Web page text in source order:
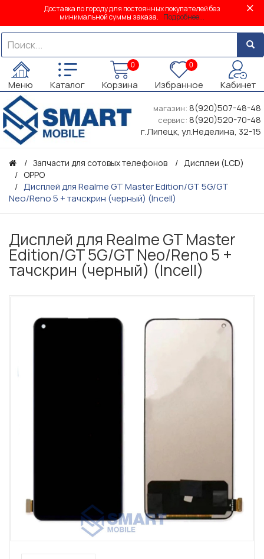
Доставка по городу для постоянных покупателей без
минимальной суммы заказа. Подробнее...
Меню Каталог
0
Корзина
0
Избранное Кабинет
магазин: 8(920)507-48-48
сервис: 8(920)520-70-48
г.Липецк, ул.Неделина, 32-15
Запчасти для сотовых телефонов
Дисплеи (LCD)
OPPO
Дисплей для Realme GT Master Edition/GT 5G/GT
Neo/Reno 5 + тачскрин (черный) (Incell)
Дисплей для Realme GT Master
Edition/GT 5G/GT Neo/Reno 5 +
тачскрин (черный) (Incell)